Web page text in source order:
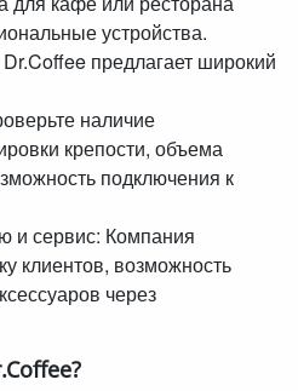
устройства.
предлагает широкий
наличие
крепости, объема
подключения к
и сервис: Компания
клиентов, возможность
через